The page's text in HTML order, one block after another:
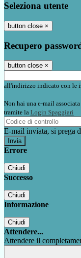
Seleziona utente
button close ×
Recupero
button close ×
all'indirizzo indicato con le
Non hai una e-mail
tramite la Login Spaggiari
E-mail inviata, si prega
Errore
Chiudi
Successo
Chiudi
Informazione
Chiudi
Attendere...
Attendere il